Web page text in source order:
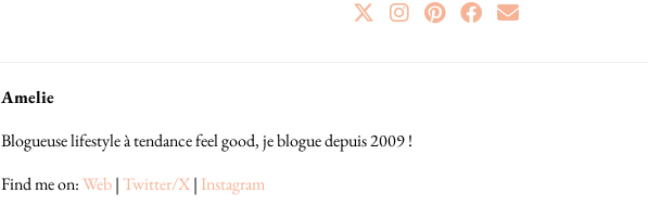
Amelie
Blogueuse lifestyle à tendance feel good, je blogue depuis 2009 !
Find me on:Web|Twitter/X| Instagram